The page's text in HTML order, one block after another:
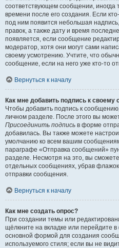
соответствующем сообщении, иногда
времени после его создания. Если
под ним появится небольшая
правок, а также дату и время
появляется, если сообщение
модератор, хотя они могут сами
своему усмотрению. Учтите, что
сообщение, если на него уже кто-то
Вернуться к началу
Как мне добавить подпись к
Чтобы добавить подпись к
личном разделе. После этого вы
Присоединить подпись в форме
добавилась. Вы также можете
умолчанию ко всем вашим
параграфе «Отправка сообщений»
разделе. Несмотря на это, вы
отдельных сообщениях, убрав флажок
отправки сообщения.
Вернуться к началу
Как мне создать опрос?
При создании темы или
щёлкните на вкладке или перейдите
основной формой для создания
используемого стиля; если вы не